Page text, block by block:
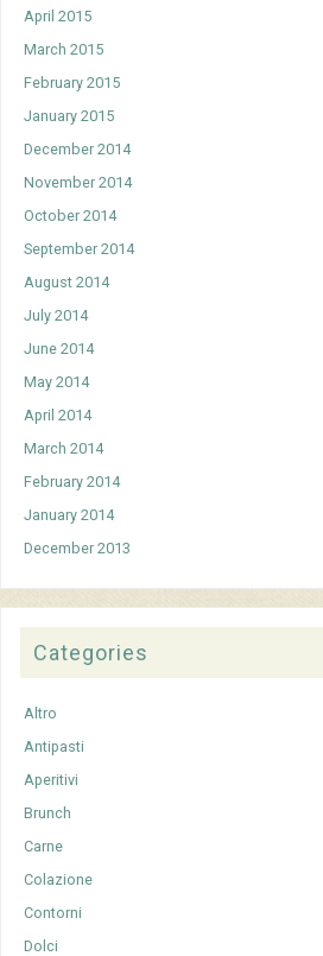
April 2015
March 2015
February 2015
January 2015
December 2014
November 2014
October 2014
September 2014
August 2014
July 2014
June 2014
May 2014
April 2014
March 2014
February 2014
January 2014
December 2013
Categories
Altro
Antipasti
Aperitivi
Brunch
Carne
Colazione
Contorni
Dolci